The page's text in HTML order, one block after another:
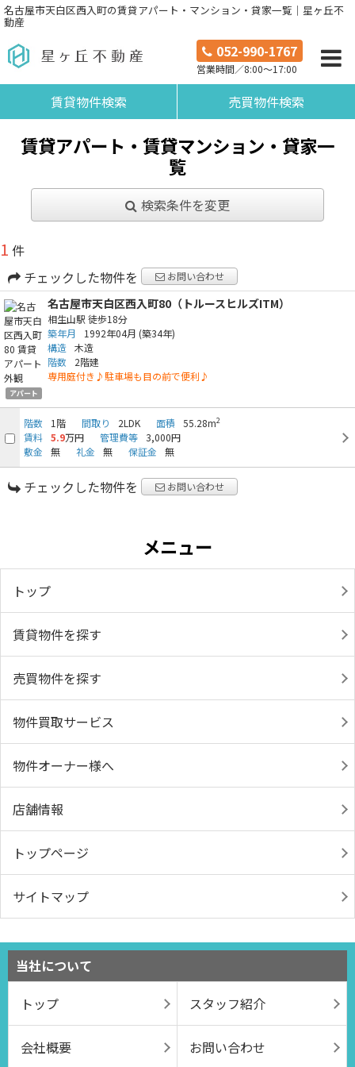
名古屋市天白区西入町の賃貸アパート・マンション・貸家一覧｜星ヶ丘不
動産
052-990-1767
営業時間／8:00～17:00
賃貸物件検索 売買物件検索
賃貸アパート・賃貸マンション・貸家一
覧
検索条件を変更
1 件
チェックした物件を
お問い合わせ
アパート
名古屋市天白区西入町80（トルースヒルズITM）
相生山駅 徒歩18分
築年月
1992年04月 (築34年)
構造 木造
階数
2階建
専用庭付き♪駐車場も目の前で便利♪
階数 1階 間取り 2LDK 面積 55.28m2
賃料 5.9万円 管理費等 3,000円
敷金
無 礼金 無 保証金 無
チェックした物件を お問い合わせ
メニュー
トップ
賃貸物件を探す
売買物件を探す
物件買取サービス
物件オーナー様へ
店舗情報
トップページ
サイトマップ
当社について
トップ
スタッフ紹介
会社概要 お問い合わせ